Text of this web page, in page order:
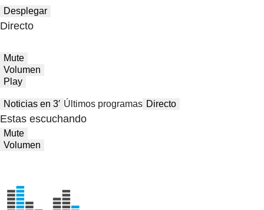
Desplegar
Directo
Mute
Volumen
Play
Noticias en 3′ Últimos programas Directo
Estas escuchando
Mute
Volumen